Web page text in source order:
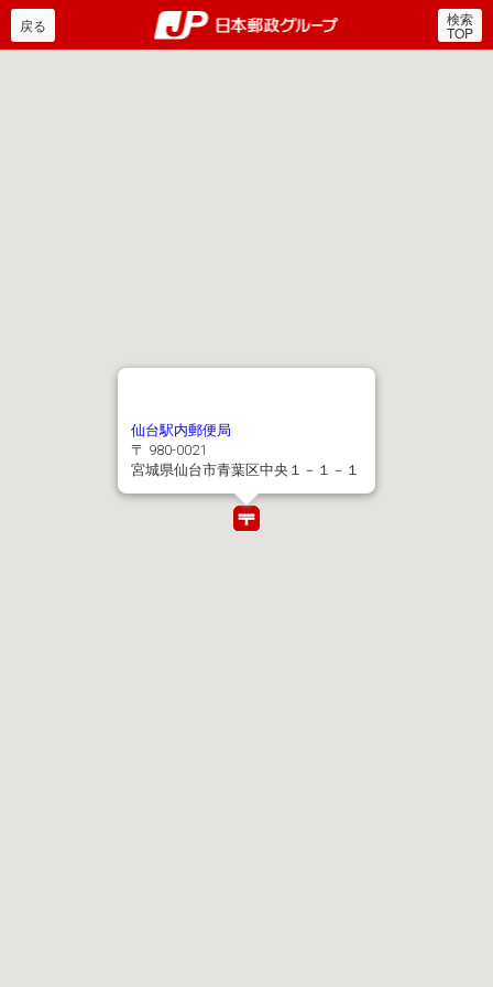
郵便局・日本郵政グルー
戻る 検索
TOP
仙台駅内郵便局
〒 980-0021
宮城県仙台市青葉区中央１－１－１